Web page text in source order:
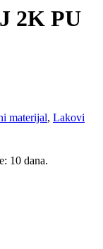
2K PU
materijal, Lakovi
10 dana.